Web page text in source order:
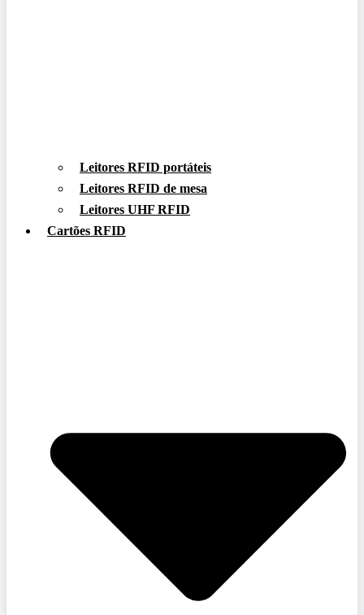
Leitores RFID portáteis
Leitores RFID de mesa
Leitores UHF RFID
Cartões RFID